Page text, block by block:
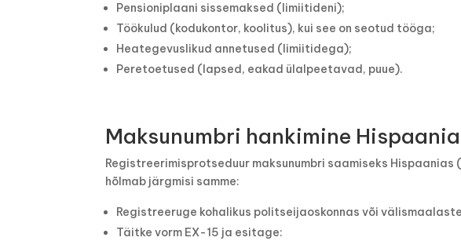
Pensioniplaani sissemaksed (limiitideni);
Töökulud (kodukontor, koolitus), kui see on seotud tööga;
Heategevuslikud annetused (limiitidega);
Peretoetused (lapsed, eakad ülalpeetavad, puue).
Maksunumbri hankimine
Registreerimisprotseduur maksunumbri saamiseks
hõlmab järgmisi samme:
Registreeruge kohalikus politseijaoskonnas või
Täitke vorm EX-15 ja esitage: